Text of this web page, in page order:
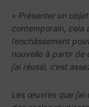
« Présenter un
contemporain, cela
l’enchâssement
nouvelle à partir
j’ai réussi, c’est
Les œuvres que